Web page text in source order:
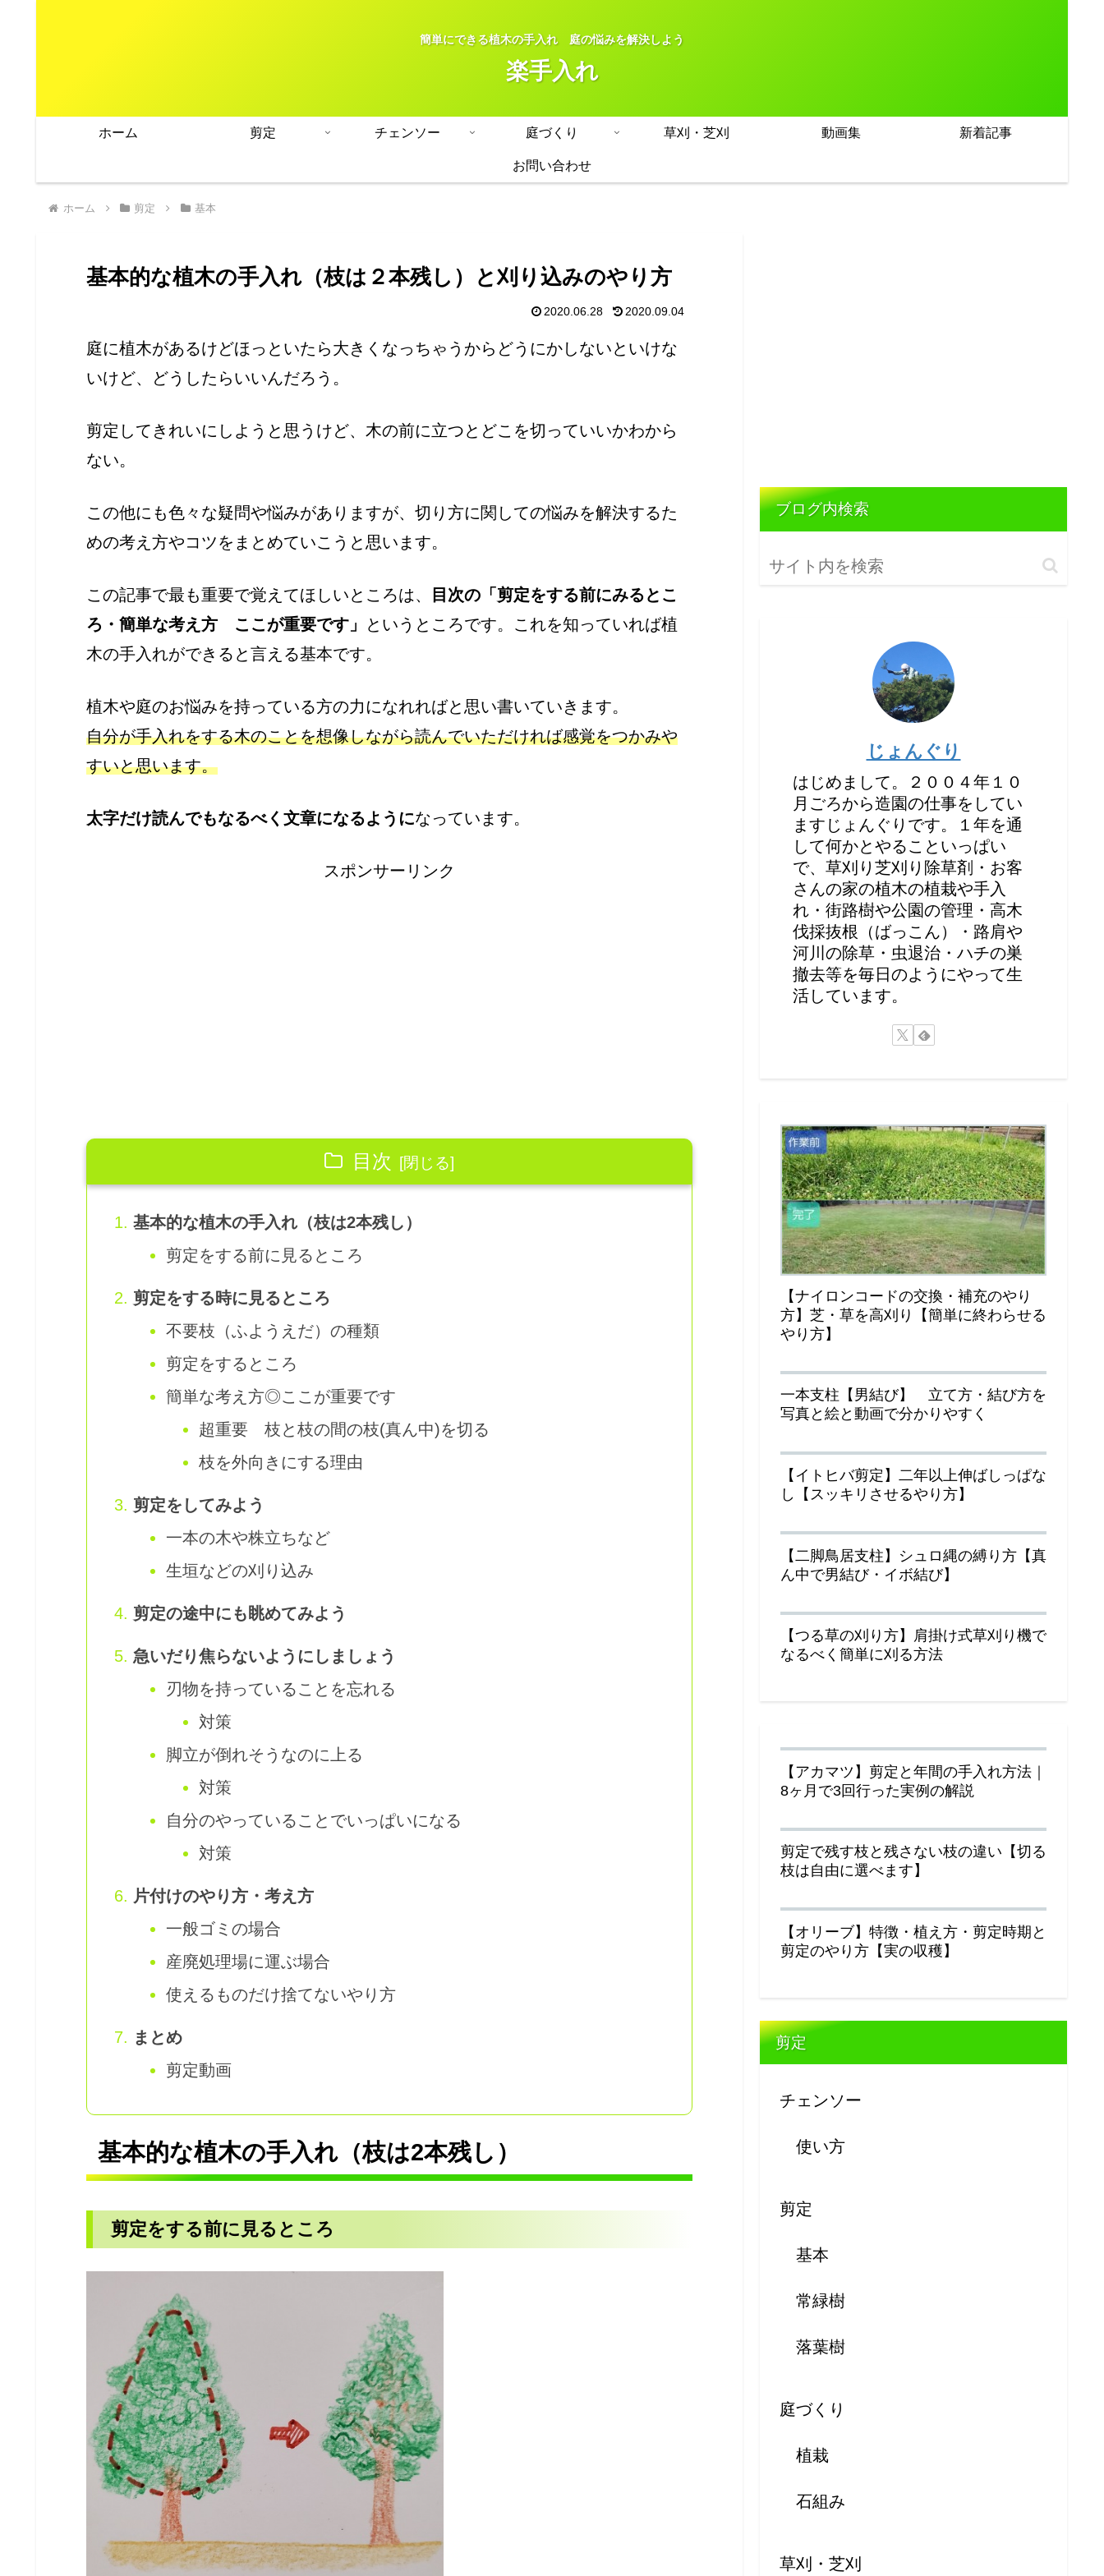
簡単にできる植木の手入れ 庭の悩みを解決しよう
楽手入れ
ホーム 剪定 チェンソー 庭づくり 草刈・芝刈 動画集 新着記事
お問い合わせ
ホーム 剪定 基本
基本的な植木の手入れ（枝は２本残し）と刈り込みのやり方
2020.06.28 2020.09.04
庭に植木があるけどほっといたら大きくなっちゃうからどうにかしないといけな
いけど、どうしたらいいんだろう。
剪定してきれいにしようと思うけど、木の前に立つとどこを切っていいかわから
ない。
この他にも色々な疑問や悩みがありますが、切り方に関しての悩みを解決するた
めの考え方やコツをまとめていこうと思います。
この記事で最も重要で覚えてほしいところは、
目次の「剪定をする前にみるとこ
ろ・簡単な考え方 ここが重要です」
というところです。これを知っていれば植
木の手入れができると言える基本です。
植木や庭のお悩みを持っている方の力になれればと思い書いていきます。
自分が手入れをする木のことを想像しながら読んでいただければ感覚をつかみや
すいと思います。
太字だけ読んでもなるべく文章になるようになっています。
スポンサーリンク
目次
基本的な植木の手入れ（枝は2本残し）
剪定をする前に見るところ
剪定をする時に見るところ
不要枝（ふようえだ）の種類
剪定をするところ
簡単な考え方◎ここが重要です
超重要 枝と枝の間の枝(真ん中)を切る
枝を外向きにする理由
剪定をしてみよう
一本の木や株立ちなど
生垣などの刈り込み
剪定の途中にも眺めてみよう
急いだり焦らないようにしましょう
刃物を持っていることを忘れる
対策
脚立が倒れそうなのに上る
対策
自分のやっていることでいっぱいになる
対策
片付けのやり方・考え方
一般ゴミの場合
産廃処理場に運ぶ場合
使えるものだけ捨てないやり方
まとめ
剪定動画
基本的な植木の手入れ（枝は2本残し）
剪定をする前に見るところ
ブログ内検索
じょんぐり
はじめまして。２００４年１０
月ごろから造園の仕事をしてい
ますじょんぐりです。１年を通
して何かとやることいっぱい
で、草刈り芝刈り除草剤・お客
さんの家の植木の植栽や手入
れ・街路樹や公園の管理・高木
伐採抜根（ばっこん）・路肩や
河川の除草・虫退治・ハチの巣
撤去等を毎日のようにやって生
活しています。
【ナイロンコードの交換・補充のやり
方】芝・草を高刈り【簡単に終わらせる
やり方】
一本支柱【男結び】 立て方・結び方を
写真と絵と動画で分かりやすく
【イトヒバ剪定】二年以上伸ばしっぱな
し【スッキリさせるやり方】
【二脚鳥居支柱】シュロ縄の縛り方【真
ん中で男結び・イボ結び】
【つる草の刈り方】肩掛け式草刈り機で
なるべく簡単に刈る方法
【アカマツ】剪定と年間の手入れ方法｜
8ヶ月で3回行った実例の解説
剪定で残す枝と残さない枝の違い【切る
枝は自由に選べます】
【オリーブ】特徴・植え方・剪定時期と
剪定のやり方【実の収穫】
剪定
チェンソー
使い方
剪定
基本
常緑樹
落葉樹
庭づくり
植栽
石組み
草刈・芝刈